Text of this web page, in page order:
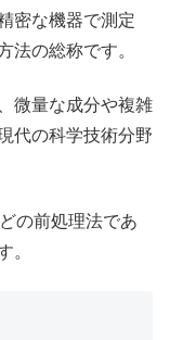
密な機器で測定
法の総称です。
量な成分や複雑
代の科学技術分野
の前処理法であ
。